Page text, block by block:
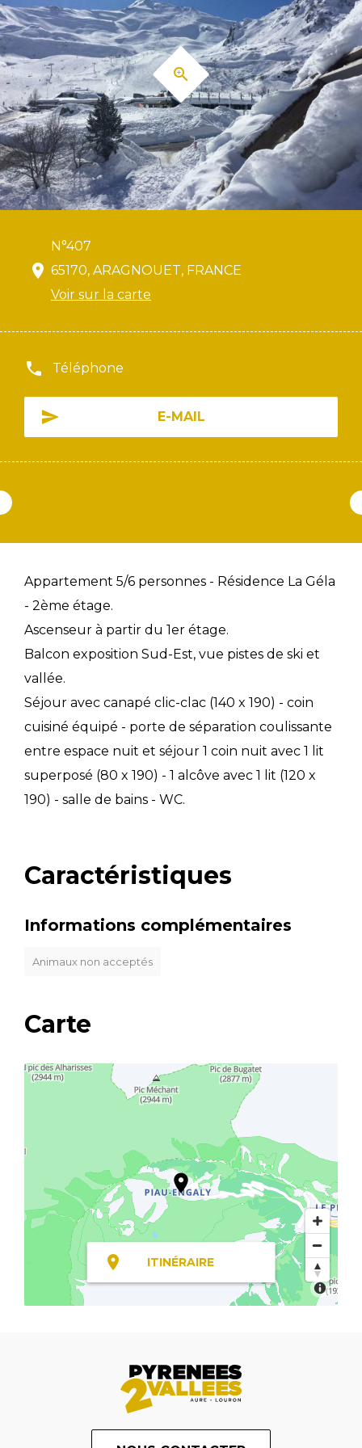
N°407
65170, ARAGNOUET, FRANCE
Voir sur la carte
Téléphone
E-MAIL
Appartement 5/6 personnes - Résidence La Géla
- 2ème étage.
Ascenseur à partir du 1er étage.
Balcon exposition Sud-Est, vue pistes de ski et
vallée.
Séjour avec canapé clic-clac (140 x 190) - coin
cuisiné équipé - porte de séparation coulissante
entre espace nuit et séjour 1 coin nuit avec 1 lit
superposé (80 x 190) - 1 alcôve avec 1 lit (120 x
190) - salle de bains - WC.
Caractéristiques
Informations complémentaires
Animaux non acceptés
Carte
ITINÉRAIRE